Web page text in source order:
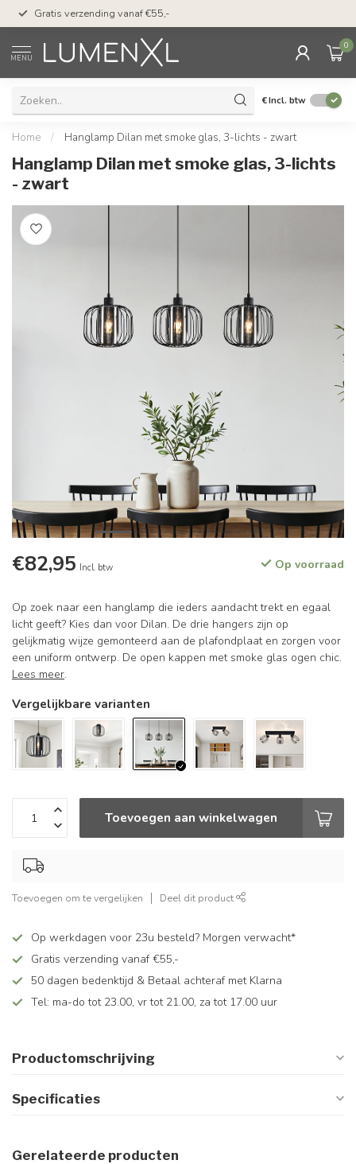
Gratis verzending vanaf €55,-
MENU
0
€Incl. btw
Home / Hanglamp Dilan met smoke glas, 3-lichts - zwart
Hanglamp Dilan met smoke glas, 3-lichts
- zwart
€82,95 Incl. btw Op voorraad
Op zoek naar een hanglamp die ieders aandacht trekt en egaal
licht geeft? Kies dan voor Dilan. De drie hangers zijn op
gelijkmatig wijze gemonteerd aan de plafondplaat en zorgen voor
een uniform ontwerp. De open kappen met smoke glas ogen chic.
Lees meer.
Vergelijkbare varianten
Toevoegen aan winkelwagen
Toevoegen om te vergelijken Deel dit product
Op werkdagen voor 23u besteld? Morgen verwacht*
Gratis verzending vanaf €55,-
50 dagen bedenktijd & Betaal achteraf met Klarna
Tel: ma-do tot 23.00, vr tot 21.00, za tot 17.00 uur
Productomschrijving
Specificaties
Gerelateerde producten